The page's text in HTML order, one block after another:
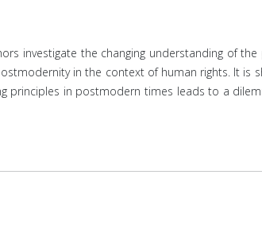
investigate the changing understanding of
in the context of human rights. It is
principles in postmodern times leads to a